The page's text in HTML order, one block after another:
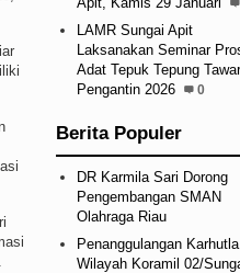
LAMR Sungai Apit
Laksanakan Seminar
Adat Tepuk Tepung Tawar
Pengantin 2026
0
Berita Populer
DR Karmila Sari Dorong
Pengembangan SMAN
Olahraga Riau
Penanggulangan
Wilayah Koramil 02/